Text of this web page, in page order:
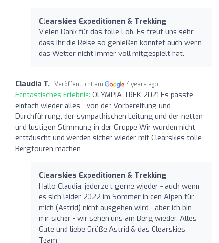
Clearskies Expeditionen & Trekking
Vielen Dank für das tolle Lob. Es freut uns sehr,
dass ihr die Reise so genießen konntet auch wenn
das Wetter nicht immer voll mitgespielt hat.
Claudia T. Veröffentlicht am 4 years ago
Fantastisches Erlebnis: OLYMPIA TREK 2021 Es passte
einfach wieder alles - von der Vorbereitung und
Durchführung, der sympathischen Leitung und der netten
und lustigen Stimmung in der Gruppe Wir wurden nicht
enttäuscht und werden sicher wieder mit Clearskies tolle
Bergtouren machen
Clearskies Expeditionen & Trekking
Hallo Claudia, jederzeit gerne wieder - auch wenn
es sich leider 2022 im Sommer in den Alpen für
mich (Astrid) nicht ausgehen wird - aber ich bin
mir sicher - wir sehen uns am Berg wieder. Alles
Gute und liebe Grüße Astrid & das Clearskies
Team